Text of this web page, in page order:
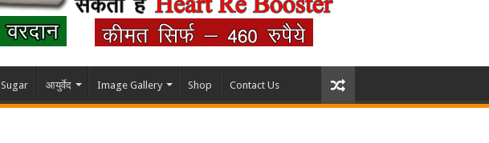
Sugar आयुर्वेद Image Gallery Shop Contact Us